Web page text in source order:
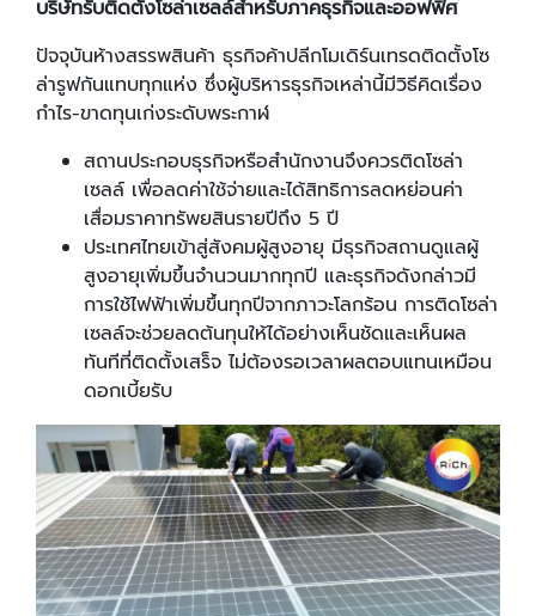
บริษัทรับติดตั้งโซล่าเซลล์สำหรับภาคธุรกิจและออฟฟิศ
ปัจจุบันห้างสรรพสินค้า ธุรกิจค้าปลีกโมเดิร์นเทรดติดตั้งโซ
ล่ารูฟกันแทบทุกแห่ง ซึ่งผู้บริหารธุรกิจเหล่านี้มีวิธีคิดเรื่อง
กำไร-ขาดทุนเก่งระดับพระกาฬ
สถานประกอบธุรกิจหรือสำนักงานจึงควรติดโซล่า
เซลล์ เพื่อลดค่าใช้จ่ายและได้สิทธิการลดหย่อนค่า
เสื่อมราคาทรัพยสินรายปีถึง 5 ปี
ประเทศไทยเข้าสู่สังคมผู้สูงอายุ มีธุรกิจสถานดูแลผู้
สูงอายุเพิ่มขึ้นจำนวนมากทุกปี และธุรกิจดังกล่าวมี
การใช้ไฟฟ้าเพิ่มขึ้นทุกปีจากภาวะโลกร้อน การติดโซล่า
เซลล์จะช่วยลดต้นทุนให้ได้อย่างเห็นชัดและเห็นผล
ทันทีที่ติดตั้งเสร็จ ไม่ต้องรอเวลาผลตอบแทนเหมือน
ดอกเบี้ยรับ